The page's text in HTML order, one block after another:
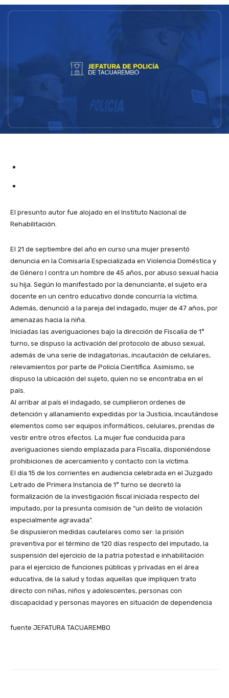
El presunto autor fue alojado en el Instituto Nacional de
Rehabilitación.
El 21 de septiembre del año en curso una mujer presentó
denuncia en la Comisaría Especializada en Violencia Doméstica y
de Género I contra un hombre de 45 años, por abuso sexual hacia
su hija. Según lo manifestado por la denunciante, el sujeto era
docente en un centro educativo donde concurría la víctima.
Además, denunció a la pareja del indagado, mujer de 47 años, por
amenazas hacia la niña.
Iniciadas las averiguaciones bajo la dirección de Fiscalía de 1°
turno, se dispuso la activación del protocolo de abuso sexual,
además de una serie de indagatorias, incautación de celulares,
relevamientos por parte de Policía Científica. Asimismo, se
dispuso la ubicación del sujeto, quien no se encontraba en el
país.
Al arribar al país el indagado, se cumplieron ordenes de
detención y allanamiento expedidas por la Justicia, incautándose
elementos como ser equipos informáticos, celulares, prendas de
vestir entre otros efectos. La mujer fue conducida para
averiguaciones siendo emplazada para Fiscalía, disponiéndose
prohibiciones de acercamiento y contacto con la víctima.
El día 15 de los corrientes en audiencia celebrada en el Juzgado
Letrado de Primera Instancia de 1° turno se decretó la
formalización de la investigación fiscal iniciada respecto del
imputado, por la presunta comisión de “un delito de violación
especialmente agravada”.
Se dispusieron medidas cautelares como ser: la prisión
preventiva por el término de 120 días respecto del imputado, la
suspensión del ejercicio de la patria potestad e inhabilitación
para el ejercicio de funciones públicas y privadas en el área
educativa, de la salud y todas aquellas que impliquen trato
directo con niñas, niños y adolescentes, personas con
discapacidad y personas mayores en situación de dependencia
fuente JEFATURA TACUAREMBO